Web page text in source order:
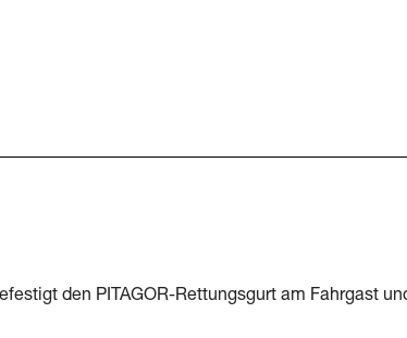
den PITAGOR-Rettungsgurt am Fahrgast